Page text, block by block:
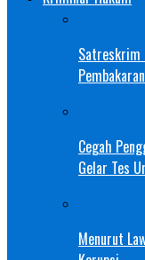
Satreskrim
Cegah
Gelar Tes
Menurut